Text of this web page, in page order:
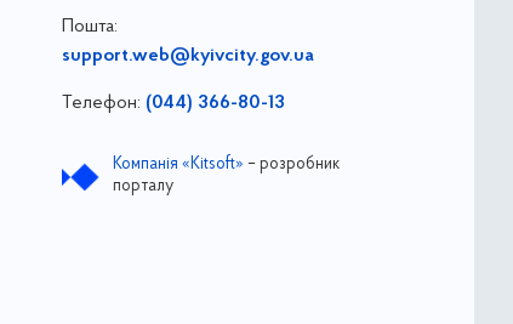
Пошта:
support.web@kyivcity.gov.ua
Телефон: (044) 366-80-13
Компанія «Kitsoft» – розробник
порталу